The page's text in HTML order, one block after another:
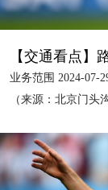
【交通看点】
业务范围 2024-07-
（来源：北京门头